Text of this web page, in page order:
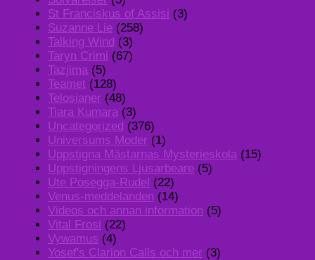
St Franciskus of Assisi (3)
Suzanne Lie (258)
Talking Wind (3)
Taryn Crimi (67)
Tazjima (5)
Teamet (128)
Telosianer (48)
Tiara Kumara (3)
Uncategorized (376)
Universums Moder (1)
Uppstigna Mästarnas Mysterieskola (15)
Uppstigningens Ljusarbeare (5)
Ute Posegga-Rudel (22)
Venus-meddelanden (14)
Videos och annan information (5)
Vital Frosi (22)
Vywamus (4)
Yosef's Clarion Calls och mer (3)